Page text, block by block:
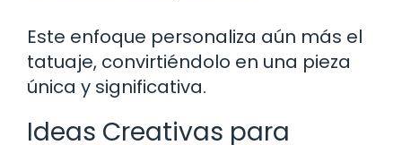
Este enfoque personaliza aún más el
tatuaje, convirtiéndolo en una pieza
única y significativa.
Ideas Creativas para